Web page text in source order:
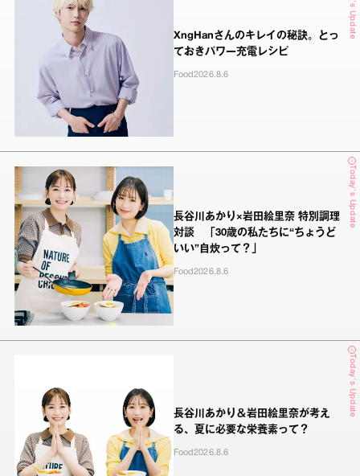
XngHanさんのキレイの秘訣。とっ
ておきパワー充電レシピ
Food2026.8.6
Today's Update
長谷川あかり×岩田絵里奈 特別調理
対談 「30歳の私たちに“ちょうど
いい”自炊って？」
Food2026.8.6
Today's Update
長谷川あかり＆岩田絵里奈が考え
る、夏に必要な栄養素って？
Food2026.8.6